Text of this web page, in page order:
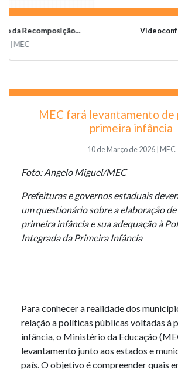
Videoconferência vai abordar o papel
MEC fará levantamento de
primeira infância
10 de Março de 2026 | MEC
Foto: Angelo Miguel/MEC
Prefeituras e governos estaduais
um questionário sobre a elaboração de
primeira infância e sua adequação à
Integrada da Primeira Infância
Para conhecer a realidade dos
relação a políticas públicas voltadas à
infância, o Ministério da Educação
levantamento junto aos estados e
país. O objetivo é compreender quais